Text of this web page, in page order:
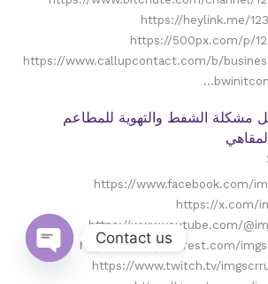
https://heylink.me/
https://500px.com/p/
https://www.callupcontact.com/b/
مشكلة الشفط والتهوية للمطاعم
https://www.facebook.com/
https://x.com/
https://www.youtube.com/
https://www.pinterest.com/
https://www.twitch.tv/
Contact us
Open